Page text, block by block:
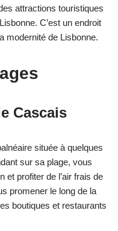
attractions touristiques
C’est un endroit
modernité de Lisbonne.
Cascais
située à quelques
sur sa plage, vous
et profiter de l’air frais de
promener le long de la
boutiques et restaurants